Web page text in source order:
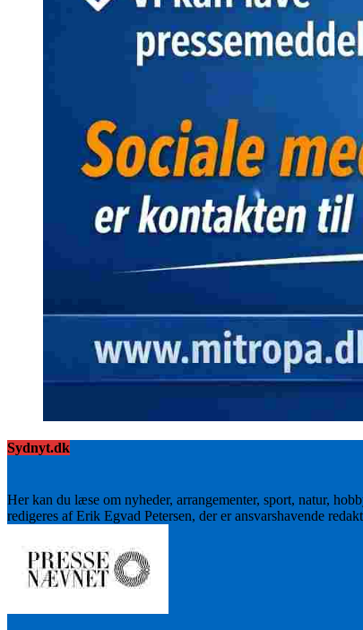
Sydnyt.dk
Her kan du læse om nyheder, arrangementer, sport, natur,
redigeres af Erik Egvad Petersen, der er ansvarshavende